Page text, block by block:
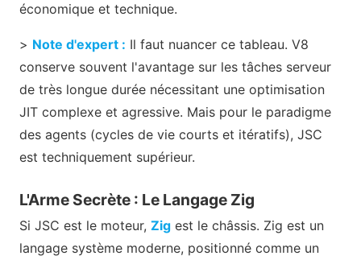
économique et technique.
> Note d'expert : Il faut nuancer ce tableau. V8
conserve souvent l'avantage sur les tâches serveur
de très longue durée nécessitant une optimisation
JIT complexe et agressive. Mais pour le paradigme
des agents (cycles de vie courts et itératifs), JSC
est techniquement supérieur.
L'Arme Secrète : Le Langage Zig
Si JSC est le moteur, Zig est le châssis. Zig est un
langage système moderne, positionné comme un